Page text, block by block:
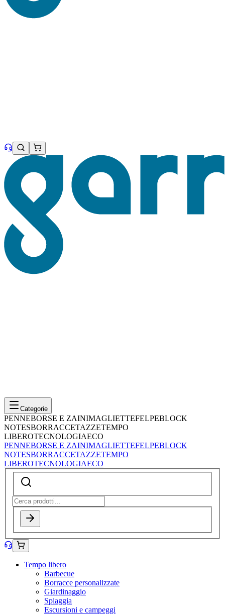
Categorie
PENNEBORSE E ZAINIMAGLIETTEFELPEBLOCK
NOTESBORRACCETAZZETEMPO
LIBEROTECNOLOGIAECO
PENNEBORSE E ZAINIMAGLIETTEFELPEBLOCK
NOTESBORRACCETAZZETEMPO
LIBEROTECNOLOGIAECO
Tempo libero
Barbecue
Borracce personalizzate
Giardinaggio
Spiaggia
Escursioni e campeggi